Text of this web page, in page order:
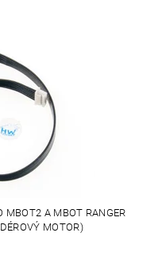
MBOT2 A MBOT RANGER
MOTOR)